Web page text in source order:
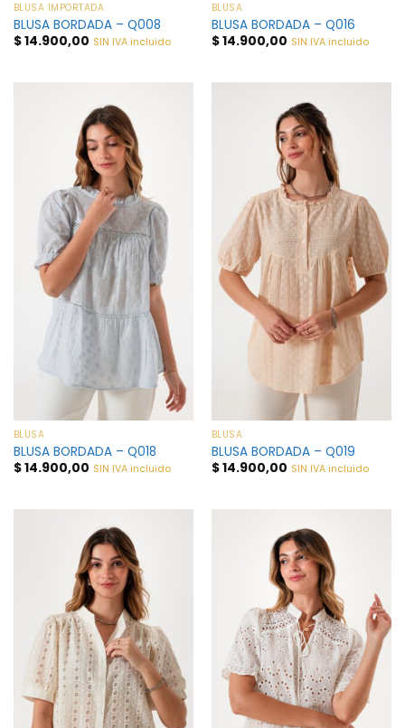
BLUSA IMPORTADA
BLUSA BORDADA – Q008
$14.900,00 SIN IVA incluido
BLUSA
BLUSA BORDADA – Q016
$14.900,00 SIN IVA incluido
BLUSA
BLUSA BORDADA – Q018
$14.900,00 SIN IVA incluido
BLUSA
BLUSA BORDADA – Q019
$14.900,00 SIN IVA incluido